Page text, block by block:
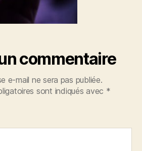
commentaire
e-mail ne sera pas publiée.
sont indiqués avec *